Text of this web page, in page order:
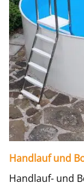
Handlauf und
Handlauf- und